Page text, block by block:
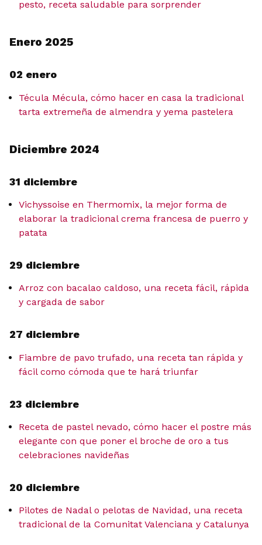
pesto, receta saludable para sorprender
Enero 2025
02 enero
Técula Mécula, cómo hacer en casa la tradicional
tarta extremeña de almendra y yema pastelera
Diciembre 2024
31 diciembre
Vichyssoise en Thermomix, la mejor forma de
elaborar la tradicional crema francesa de puerro y
patata
29 diciembre
Arroz con bacalao caldoso, una receta fácil, rápida
y cargada de sabor
27 diciembre
Fiambre de pavo trufado, una receta tan rápida y
fácil como cómoda que te hará triunfar
23 diciembre
Receta de pastel nevado, cómo hacer el postre más
elegante con que poner el broche de oro a tus
celebraciones navideñas
20 diciembre
Pilotes de Nadal o pelotas de Navidad, una receta
tradicional de la Comunitat Valenciana y Catalunya